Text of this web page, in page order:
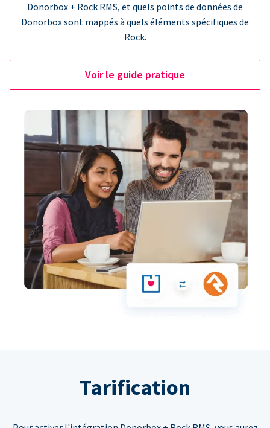
Donorbox + Rock RMS, et quels points de données de
Donorbox sont mappés à quels éléments spécifiques de
Rock.
Voir le guide pratique
Tarification